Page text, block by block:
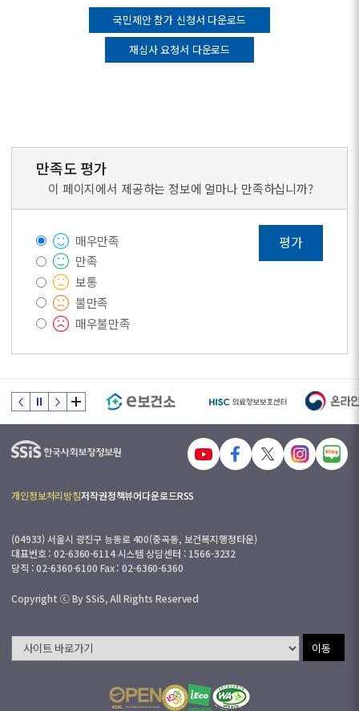
국민제안 참가 신청서 다운로드
재심사 요청서 다운로드
만족도 평가
이 페이지에서 제공하는 정보에 얼마나 만족하십니까?
매우만족
만족
보통
불만족
매우불만족
평가
개인정보처리방침저작권정책뷰어다운로드RSS
(04933) 서울시 광진구 능동로 400(중곡동, 보건복지행정타운)
대표번호 : 02-6360-6114 시스템 상담센터 : 1566-3232
당직 : 02-6360-6100 Fax : 02-6360-6360
Copyright ⓒ By SSiS, All Rights Reserved
이동